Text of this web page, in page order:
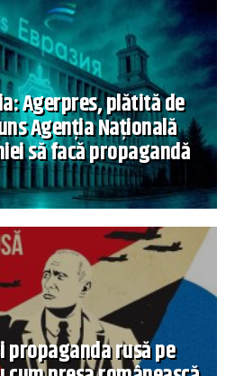
Agerpres, plătită de
Agenția Națională
să facă propagandă
propaganda rusă pe